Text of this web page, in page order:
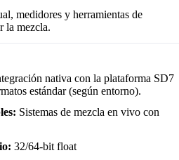
medidores y herramientas de
la mezcla.
nativa con la plataforma SD7
estándar (según entorno).
Sistemas de mezcla en vivo con
32/64-bit float